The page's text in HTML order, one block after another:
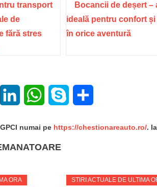
transport
de
fără stres
Bocancii de deșert –
ideală pentru confort
în orice aventură
PinterestLinkedIn WhatsAppSkype
numai pe https://chestionareauto.ro/.
ORA STIRI ACTUALE DE ULTIMA